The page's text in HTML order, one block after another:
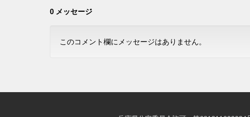
0 メッセージ
このコメント欄にメッセージはありません。